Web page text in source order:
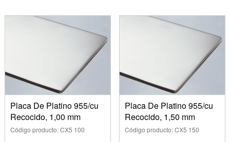
2,00 mm (1)
3,00 mm (1)
Platino 950 (4)
1725 - 1745°C (4)
Temperatura de trabajo
Placa De Platino 955/cu
Recocido, 1,00 mm
Código producto: CX5 100
Placa De Platino 955/cu
Recocido, 1,50 mm
Código producto: CX5 150